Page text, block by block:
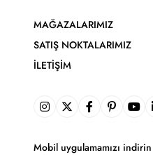
MAĞAZALARIMIZ
SATIŞ NOKTALARIMIZ
İLETIŞIM
Mobil uygulamamızı indirin